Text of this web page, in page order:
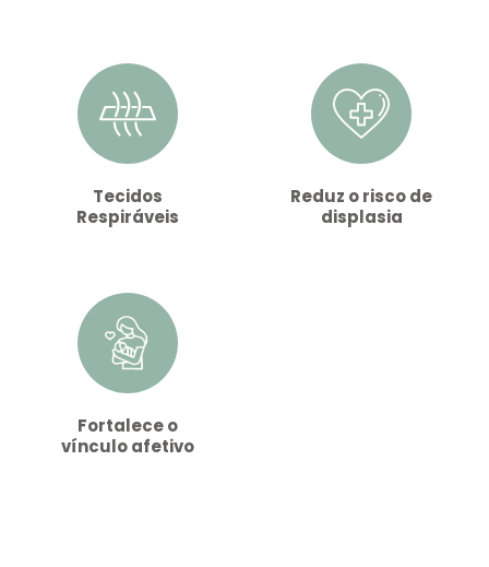
Tecidos
Respiráveis
Reduz o risco de
displasia
Fortalece o
vínculo afetivo